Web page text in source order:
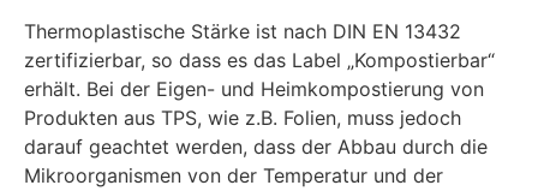
Thermoplastische Stärke ist nach DIN EN 13432
zertifizierbar, so dass es das Label „Kompostierbar“
erhält. Bei der Eigen- und Heimkompostierung von
Produkten aus TPS, wie z.B. Folien, muss jedoch
darauf geachtet werden, dass der Abbau durch die
Mikroorganismen von der Temperatur und der